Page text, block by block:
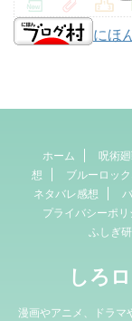
にほ
ホーム 呪術
想
ブルーロッ
ネタバレ感想
プライバシーポリ
ふしぎ
しろ
漫画やアニメ、ドラマ